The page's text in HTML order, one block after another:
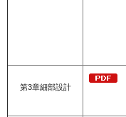
第3章細部設計